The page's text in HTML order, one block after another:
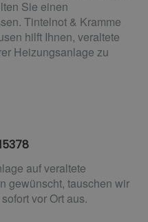
Sie einen
Tintelnot & Kramme
hilft Ihnen, veraltete
Heizungsanlage zu
auf veraltete
gewünscht, tauschen wir
vor Ort aus.